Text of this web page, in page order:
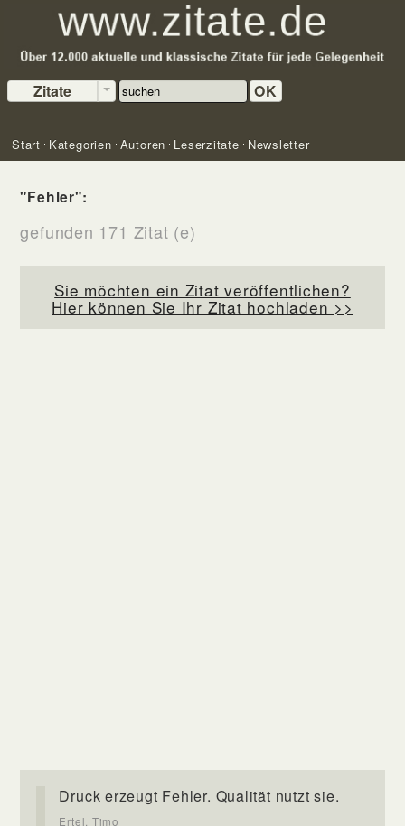
Zitate OK
Start Kategorien Autoren Leserzitate Newsletter
"Fehler":
gefunden 171 Zitat (e)
Sie möchten ein Zitat veröffentlichen?
Hier können Sie Ihr Zitat hochladen >>
Druck erzeugt Fehler. Qualität nutzt sie.
Ertel, Timo